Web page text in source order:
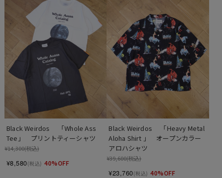
Black Weirdos 　「Whole Ass
Tee」　プリントティーシャツ
¥14,300(税込)
¥8,580(税込) 40%OFF
Black Weirdos 　「Heavy Metal
Aloha Shirt 」　オープンカラー
アロハシャツ
¥39,600(税込)
¥23,760(税込) 40%OFF